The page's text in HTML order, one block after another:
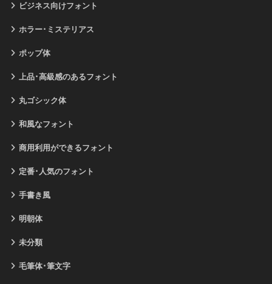
ビジネス向けフォント
ホラー･ミステリアス
ポップ体
上品･高級感のあるフォント
丸ゴシック体
和風なフォント
商用利用ができるフォント
定番･人気のフォント
手書き風
明朝体
未分類
毛筆体･筆文字